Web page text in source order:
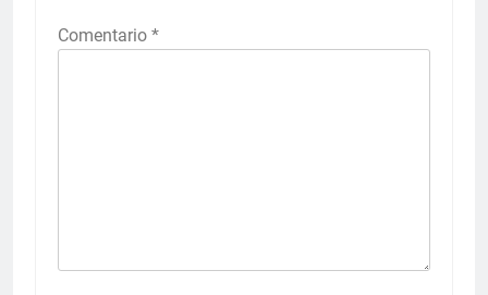
Comentario *